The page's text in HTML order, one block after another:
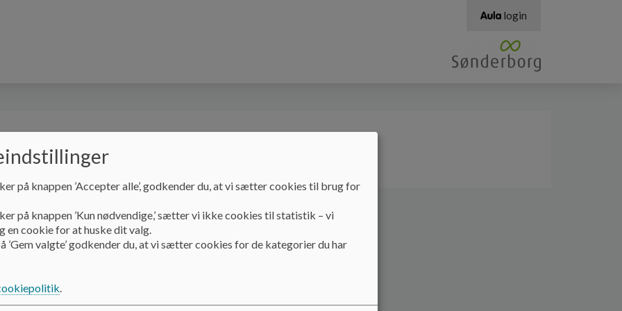
login
Skolen
om Lysabild
på knappen ’Accepter alle’, godkender du, at vi sætter cookies til brug for
på knappen ’Kun nødvendige,’ sætter vi ikke cookies til statistik – vi
en cookie for at huske dit valg.
’Gem valgte’ godkender du, at vi sætter cookies for de kategorier du har
.